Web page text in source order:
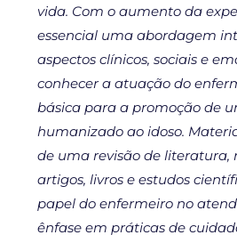
vida. Com o aumento da
essencial uma abordagem
aspectos clínicos, sociais e
conhecer a atuação do
básica para a promoção de
humanizado ao idoso.
de uma revisão de literatura,
artigos, livros e estudos
papel do enfermeiro no
ênfase em práticas de